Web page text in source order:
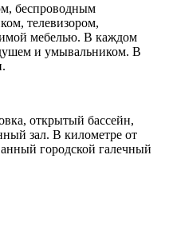
беспроводным
телевизором,
мебелью. В каждом
и умывальником. В
открытый бассейн,
зал. В километре от
городской галечный